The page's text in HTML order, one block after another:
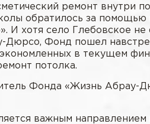
ремонт внутри
обратилось за
И хотя село Глебовское не
Дюрсо, Фонд пошел
в текущем
потолка.
Фонда «Жизнь Абрау-
важным направлением